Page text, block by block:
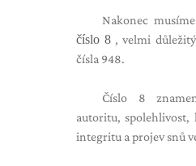
Nakonec
číslo 8 , velmi
čísla 948.
Číslo 8
autoritu, spolehlivost,
integritu a projev snů